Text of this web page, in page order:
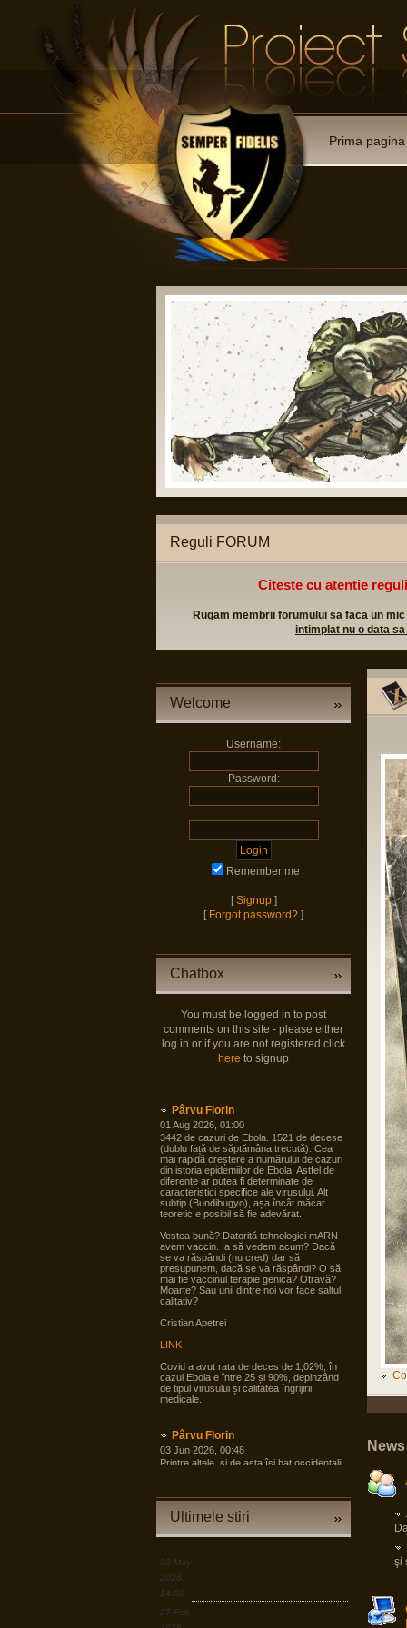
Prima pagina
Reguli FORUM
Citeste cu atentie
Rugam membrii forumului sa faca un
intimplat nu o data
Welcome
Username:
Password:
Remember me
[Signup]
[ Forgot password? ]
Chatbox
You must be logged in to post
comments on this site - please either
log in or if you are not registered click
here to signup
Pârvu Florin
01 Aug 2026, 01:00
3442 de cazuri de Ebola. 1521 de decese
(dublu față de săptămâna trecută). Cea
mai rapidă creștere a numărului de cazuri
din istoria epidemiilor de Ebola. Astfel de
diferențe ar putea fi determinate de
caracteristici specifice ale virusului. Alt
subtip (Bundibugyo), așa încât măcar
teoretic e posibil să fie adevărat.
Vestea bună? Datorită tehnologiei mARN
avem vaccin. Ia să vedem acum? Dacă
se va răspândi (nu cred) dar să
presupunem, dacă se va răspândi? O să
mai fie vaccinul terapie genicā? Otravă?
Moarte? Sau unii dintre noi vor face saltul
calitativ?
Cristian Apetrei
LINK
Covid a avut rata de deces de 1,02%, în
cazul Ebola e între 25 și 90%, depinzând
de tipul virusului și calitatea îngrijirii
medicale.
Pârvu Florin
03 Jun 2026, 00:48
Printre altele, și de asta își bat occidentalii
se pregătesc pentru tot ce poate fi mai rău
segmente din societate, noi încă
izbucnește războiul cea mai bună resursă
LINK
Ultimele stiri
30 May
2026,
14:02
27 Feb
şi